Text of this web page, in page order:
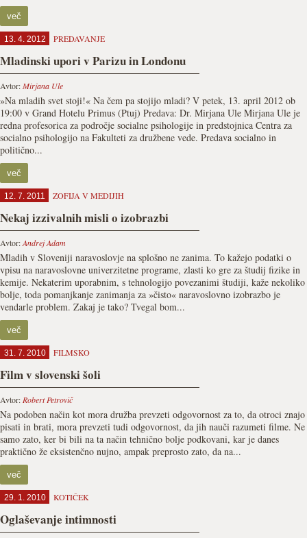
več
13. 4. 2012 PREDAVANJE
Mladinski upori v Parizu in Londonu
Avtor:Mirjana Ule
»Na mladih svet stoji!« Na čem pa stojijo mladi? V petek, 13. april 2012 ob
19:00 v Grand Hotelu Primus (Ptuj) Predava: Dr. Mirjana Ule Mirjana Ule je
redna profesorica za področje socialne psihologije in predstojnica Centra za
socialno psihologijo na Fakulteti za družbene vede. Predava socialno in
politično...
več
12. 7. 2011 ZOFIJA V MEDIJIH
Nekaj izzivalnih misli o izobrazbi
Avtor:Andrej Adam
Mladih v Sloveniji naravoslovje na splošno ne zanima. To kažejo podatki o
vpisu na naravoslovne univerzitetne programe, zlasti ko gre za študij fizike in
kemije. Nekaterim uporabnim, s tehnologijo povezanimi študiji, kaže nekoliko
bolje, toda pomanjkanje zanimanja za »čisto« naravoslovno izobrazbo je
vendarle problem. Zakaj je tako? Tvegal bom...
več
31. 7. 2010 FILMSKO
Film v slovenski šoli
Avtor: Robert Petrovič
Na podoben način kot mora družba prevzeti odgovornost za to, da otroci znajo
pisati in brati, mora prevzeti tudi odgovornost, da jih nauči razumeti filme. Ne
samo zato, ker bi bili na ta način tehnično bolje podkovani, kar je danes
praktično že eksistenčno nujno, ampak preprosto zato, da na...
več
29. 1. 2010 KOTIČEK
Oglaševanje intimnosti